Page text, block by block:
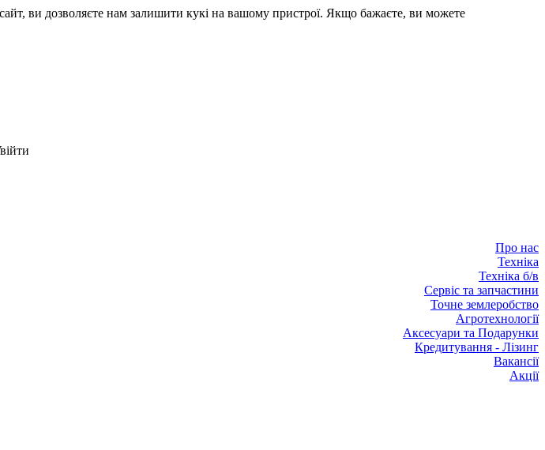
ви дозволяєте нам залишити кукі на вашому пристрої. Якщо бажаєте, ви можете
Про нас
Техніка
Техніка б/в
Сервіс та запчастини
Точне землеробство
Агротехнології
Аксесуари та Подарунки
Кредитування - Лізинг
Вакансії
Акції